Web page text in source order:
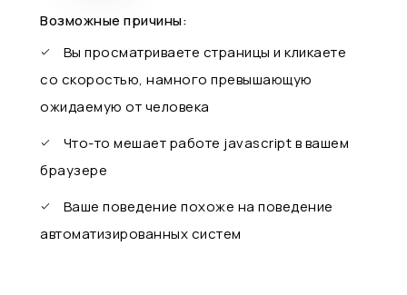
Возможные причины:
Вы просматриваете страницы и кликаете
со скоростью, намного превышающую
ожидаемую от человека
Что-то мешает работе javascript в вашем
браузере
Ваше поведение похоже на поведение
автоматизированных систем